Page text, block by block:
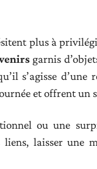
plus à
garnis
s’agisse
et offrent un
ou une
liens, laisser